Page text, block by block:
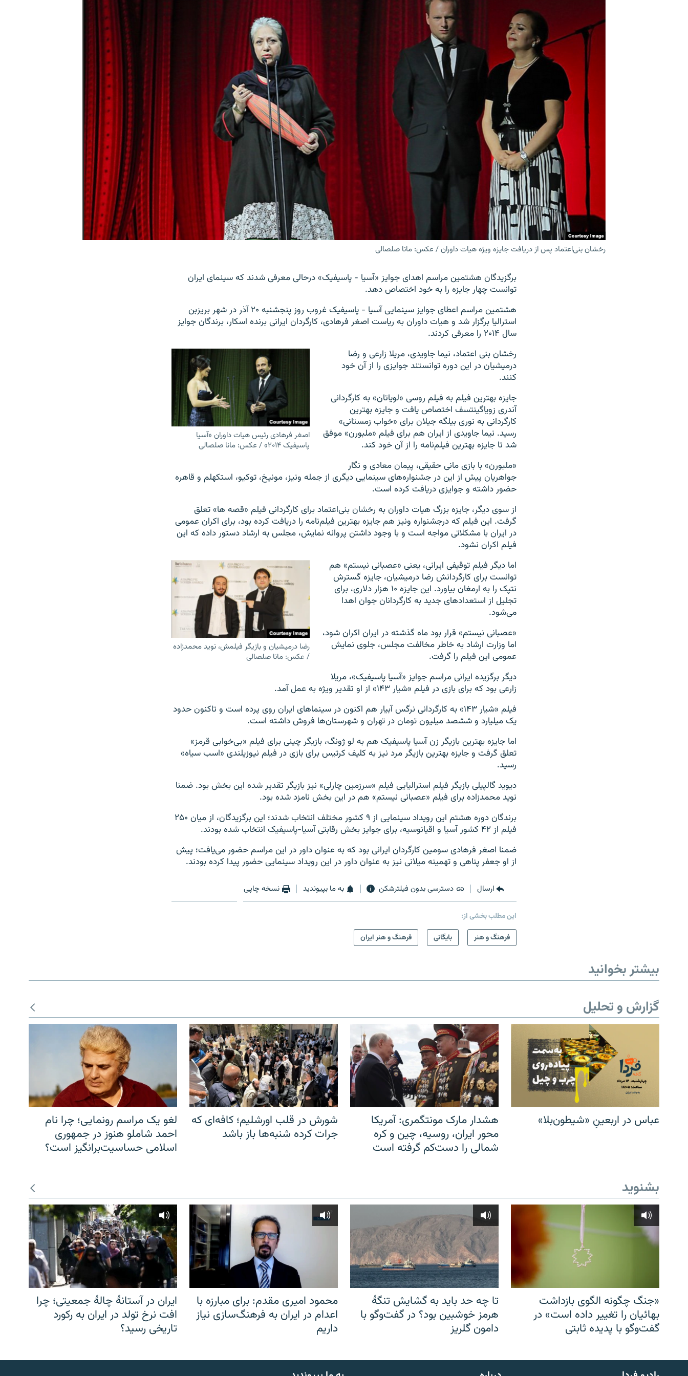
English
رخشان بنی‌اعتماد پس از دریافت جایزه ویژه هیات داوران / عکس: مانا صلصالی
برگزیدگان هشتمین مراسم اهدای جوایز «آسیا - پاسیفیک» درحالی معرفی شدند که سینمای ایران
توانست چهار جایزه را به خود اختصاص دهد.
هشتمین مراسم اعطای جوایز سینمایی آسیا - پاسیفیک غروب روز پنجشنبه ۲۰ آذر در شهر بریزبن
استرالیا برگزار شد و هیات داوران به ریاست اصغر فرهادی، کارگردان ایرانی برنده اسکار، برندگان جوایز
سال ۲۰۱۴ را معرفی کردند.
اصغر فرهادی رئیس هیات داوران «آسیا
پاسیفیک ۲۰۱۴» / عکس: مانا صلصالی
رخشان بنی اعتماد، ‌نیما جاویدی،‌ مریلا زارعی و رضا
درمیشیان در این دوره توانستند جوایزی را از آن خود
کنند.
جایزه بهترین فیلم به فیلم روسی «لویاتان» به کارگردانی
آندری زویاگینتسف اختصاص یافت و جایزه بهترین
کارگردانی به نوری بیلگه جیلان برای «خواب زمستانی»
رسید. نیما جاویدی از ایران هم برای فیلم «ملبورن» موفق
شد تا جایزه بهترین فیلم‌نامه را از آن خود کند.
«ملبورن» با بازی مانی حقیقی، پیمان معادی و نگار
جواهریان پیش از این در جشنواره‌های سینمایی دیگری از جمله ونیز، مونیخ، توکیو، استکهلم و قاهره
حضور داشته و جوایزی دریافت کرده است.
از سوی دیگر،‌ جایزه بزرگ هیات داوران به رخشان بنی‌اعتماد برای کارگردانی فیلم «قصه ها» تعلق
گرفت. این فیلم که درجشنواره ونیز هم جایزه بهترین فیلم‌نامه را دریافت کرده بود،‌ برای اکران عمومی
در ایران با مشکلاتی مواجه است و با وجود داشتن پروانه نمایش،‌ مجلس به ارشاد دستور داده که این
فیلم اکران نشود.
رضا درمیشیان و بازیگر فیلمش،‌ نوید محمدزاده
/ عکس: مانا صلصالی
اما دیگر فیلم توقیفی ایرانی،‌ یعنی «عصبانی نیستم» هم
توانست برای کارگردانش رضا درمیشیان، جایزه گسترش
نتپک را به ارمغان بیاورد. این جایزه ۱۰ هزار دلاری، برای
تجلیل از استعدادهای جدید به کارگردانان جوان اهدا
می‌شود‌.
«عصبانی نیستم» قرار بود ماه گذشته در ایران اکران شود،‌
اما وزارت ارشاد به خاطر مخالفت مجلس،‌ جلوی نمایش
عمومی این فیلم را گرفت.
دیگر برگزیده ایرانی مراسم جوایز «آسیا پاسیفیک»،‌ مریلا
زارعی بود که برای بازی در فیلم «شیار ۱۴۳» از او تقدیر ویژه به عمل آمد.
فیلم «شیار ۱۴۳» به کارگردانی نرگس آبیار هم‌ اکنون در سینماهای ایران روی پرده است و تاکنون حدود
یک میلیارد و ششصد میلیون تومان در تهران و شهرستان‌ها فروش داشته است.
اما جایزه بهترین بازیگر زن آسیا پاسیفیک هم به لو ژونگ، بازیگر چینی برای فیلم «بی‌خوابی قرمز»
تعلق گرفت و جایزه بهترین بازیگر مرد نیز به کلیف کرتیس برای بازی در فیلم نیوزیلندی «اسب سیاه»
رسید.
دیوید گالپیلی بازیگر فیلم استرالیایی فیلم «سرزمین چارلی» نیز بازیگر تقدیر شده این بخش بود. ضمنا
نوید محمدزاده برای فیلم «عصبانی نیستم» هم در این بخش نامزد شده بود.
برندگان دوره هشتم این رویداد سینمایی از ۹ کشور مختلف انتخاب شدند؛ این برگزیدگان، از میان ۲۵۰
فیلم از ۴۲ کشور آسیا و اقیانوسیه،‌ برای جوایز بخش رقابتی آسیا-پاسیفیک انتخاب شده بودند.
ضمنا اصغر فرهادی سومین کارگردان ایرانی بود که به عنوان داور در این مراسم حضور می‌یافت؛‌ پیش
از او جعفر پناهی و تهمینه میلانی نیز به عنوان داور در این رویداد سینمایی حضور پیدا کرده بودند.
ارسال دسترسی بدون فیلترشکن به ما بپیوندید نسخه چاپی
این مطلب بخشی از:
فرهنگ و هنر
بایگانی فرهنگ و هنر ایران
بیشتر بخوانید
گزارش و تحلیل
عباس در اربعینِ «شیطون‌بلا»
هشدار مارک مونتگمری: آمریکا
محور ایران، روسیه، چین و کره
شمالی را دست‌کم گرفته است
شورش در قلب اورشلیم؛ کافه‌ای که
جرات کرده شنبه‌ها باز باشد
لغو یک مراسم رونمایی؛ چرا نام
احمد شاملو هنوز در جمهوری
اسلامی حساسیت‌برانگیز است؟
بشنوید
«جنگ چگونه الگوی بازداشت
بهائیان را تغییر داده است» در
گفت‌وگو با پدیده ثابتی
تا چه حد باید به گشایش تنگهٔ
هرمز خوشبین بود؟ در گفت‌وگو با
دامون گلریز
محمود امیری مقدم: برای مبارزه با
اعدام در ایران به فرهنگ‌سازی نیاز
داریم
ایران در آستانهٔ چالهٔ جمعیتی؛ چرا
افت نرخ تولد در ایران به رکورد
تاریخی رسید؟